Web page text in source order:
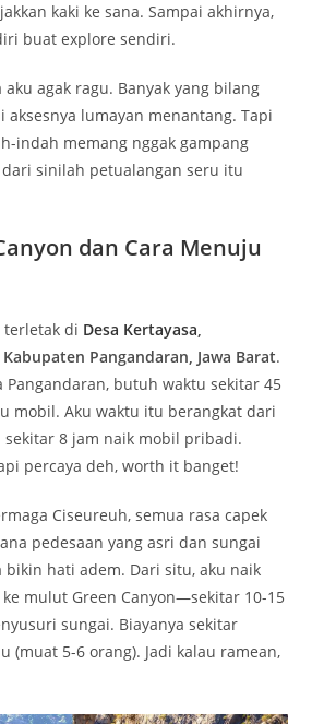
kaki ke sana. Sampai akhirnya,
buat explore sendiri.
aku agak ragu. Banyak yang bilang
lumayan menantang. Tapi
indah memang nggak gampang
dari sinilah petualangan seru itu
dan Cara Menuju
terletak di Desa Kertayasa,
Pangandaran, Jawa Barat.
Pangandaran, butuh waktu sekitar 45
mobil. Aku waktu itu berangkat dari
sekitar 8 jam naik mobil pribadi.
percaya deh, worth it banget!
Ciseureuh, semua rasa capek
pedesaan yang asri dan sungai
hati adem. Dari situ, aku naik
mulut Green Canyon—sekitar 10-15
sungai. Biayanya sekitar
(muat 5-6 orang). Jadi kalau ramean,